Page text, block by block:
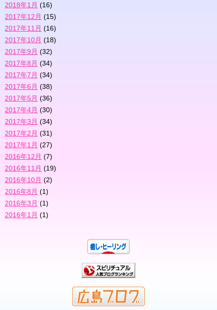
2018年1月 (16)
2017年12月 (15)
2017年11月 (16)
2017年10月 (18)
2017年9月 (32)
2017年8月 (34)
2017年7月 (34)
2017年6月 (38)
2017年5月 (36)
2017年4月 (30)
2017年3月 (34)
2017年2月 (31)
2017年1月 (27)
2016年12月 (7)
2016年11月 (19)
2016年10月 (2)
2016年8月 (1)
2016年3月 (1)
2016年1月 (1)